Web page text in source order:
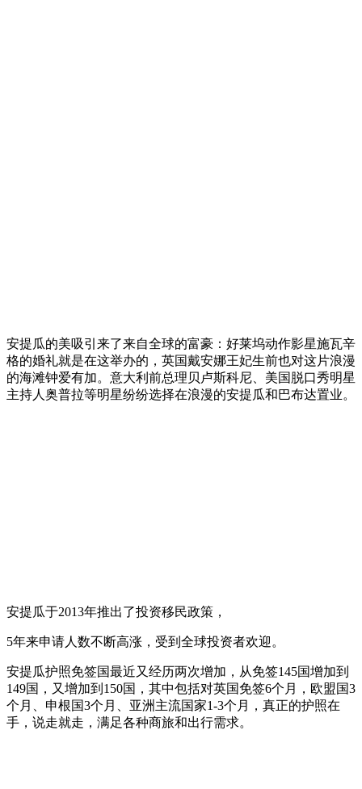
安提瓜的美吸引来了来自全球的富豪：好莱坞动作影星施瓦辛
格的婚礼就是在这举办的，英国戴安娜王妃生前也对这片浪漫
的海滩钟爱有加。意大利前总理贝卢斯科尼、美国脱口秀明星
主持人奥普拉等明星纷纷选择在浪漫的安提瓜和巴布达置业。
安提瓜于2013年推出了投资移民政策，
5年来申请人数不断高涨，受到全球投资者欢迎。
安提瓜护照免签国最近又经历两次增加，从免签145国增加到
149国，又增加到150国，其中包括对英国免签6个月，欧盟国3
个月、申根国3个月、亚洲主流国家1-3个月，真正的护照在
手，说走就走，满足各种商旅和出行需求。